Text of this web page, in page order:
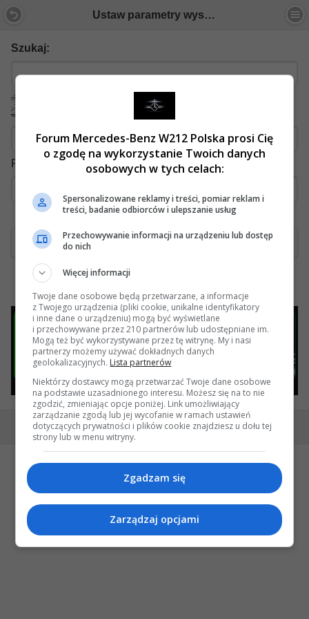
Ustaw parametry wyszukiwania
Szukaj:
Podaj wynik: pięć dodać cztery (słownie):
Szukaj
Wersja desktop
Forum Mercedes-Benz W212 Polska prosi Cię
o zgodę na wykorzystanie Twoich danych
osobowych w tych celach:
Spersonalizowane reklamy i treści, pomiar reklam i
treści, badanie odbiorców i ulepszanie usług
Przechowywanie informacji na urządzeniu lub dostęp
do nich
Więcej informacji
Twoje dane osobowe będą przetwarzane, a informacje
z Twojego urządzenia (pliki cookie, unikalne identyfikatory
i inne dane o urządzeniu) mogą być wyświetlane
i przechowywane przez 210 partnerów lub udostępniane im.
Mogą też być wykorzystywane przez tę witrynę. My i nasi
partnerzy możemy używać dokładnych danych
geolokalizacyjnych. Lista partnerów
Niektórzy dostawcy mogą przetwarzać Twoje dane osobowe
na podstawie uzasadnionego interesu. Możesz się na to nie
zgodzić, zmieniając opcje poniżej. Link umożliwiający
zarządzanie zgodą lub jej wycofanie w ramach ustawień
dotyczących prywatności i plików cookie znajdziesz u dołu tej
strony lub w menu witryny.
Zgadzam się
Zarządzaj opcjami